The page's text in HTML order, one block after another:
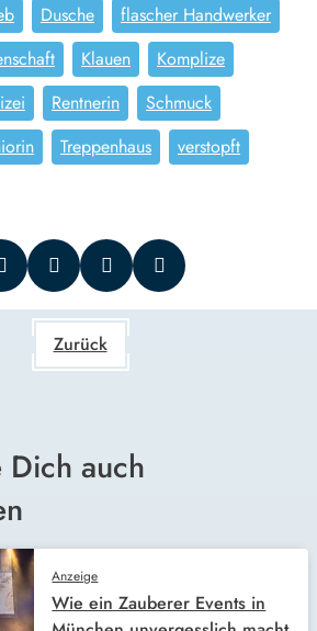
Dusche
flascher Handwerker
Klauen
Komplize
Rentnerin
Schmuck
Treppenhaus
verstopft
Zurück
Dich auch
Anzeige
Wie ein Zauberer Events in